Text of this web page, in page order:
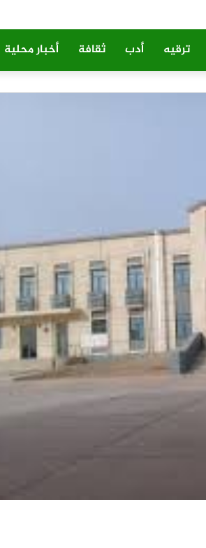
ترقيه أدب ثقافة أخبار محلية